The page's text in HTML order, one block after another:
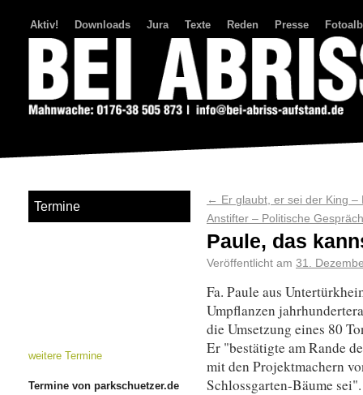
Aktiv! Downloads Jura Texte Reden Presse
← Er glaubt, er sei der King
Anstifter – Politische
Paule, das
Veröffentlicht am 31.
Fa. Paule aus
Umpflanzen
die Umsetzung eines 80
Er "bestätigte am Rande
mit den Projektmachern
Schlossgarten-Bäume sei".
Termine
weitere Termine
Termine von parkschuetzer.de